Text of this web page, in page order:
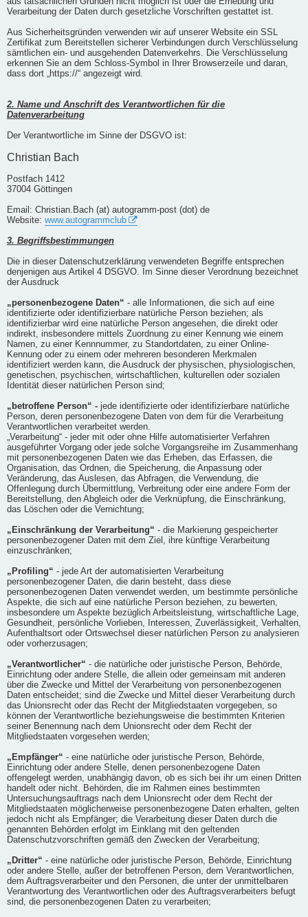
Verarbeitung der Daten durch gesetzliche Vorschriften gestattet ist.
Aus Sicherheitsgründen verwenden wir auf unserer Website ein SSL
Zertifikat zum Bereitstellen sicherer Verbindungen durch Verschlüsselung
sämtlichen ein- und ausgehenden Datenverkehrs. Die Verschlüsselung
erkennen Sie an dem Schloss-Symbol in Ihrer Browserzeile und daran,
dass dort „https://“ angezeigt wird.
2. Name und Anschrift des Verantwortlichen für die
Datenverarbeitung
Der Verantwortliche im Sinne der DSGVO ist:
Christian Bach
Postfach 1412
37004 Göttingen
Email: Christian.Bach (at) autogramm-post (dot) de
Website: www.autogrammclub
3. Begriffsbestimmungen
Die in dieser Datenschutzerklärung verwendeten Begriffe entsprechen
denjenigen aus Artikel 4 DSGVO. Im Sinne dieser Verordnung bezeichnet
der Ausdruck
„personenbezogene Daten“ - alle Informationen, die sich auf eine
identifizierte oder identifizierbare natürliche Person beziehen; als
identifizierbar wird eine natürliche Person angesehen, die direkt oder
indirekt, insbesondere mittels Zuordnung zu einer Kennung wie einem
Namen, zu einer Kennnummer, zu Standortdaten, zu einer Online-
Kennung oder zu einem oder mehreren besonderen Merkmalen
identifiziert werden kann, die Ausdruck der physischen, physiologischen,
genetischen, psychischen, wirtschaftlichen, kulturellen oder sozialen
Identität dieser natürlichen Person sind;
„betroffene Person“ - jede identifizierte oder identifizierbare natürliche
Person, deren personenbezogene Daten von dem für die Verarbeitung
Verantwortlichen verarbeitet werden.
„Verarbeitung“ - jeder mit oder ohne Hilfe automatisierter Verfahren
ausgeführter Vorgang oder jede solche Vorgangsreihe im Zusammenhang
mit personenbezogenen Daten wie das Erheben, das Erfassen, die
Organisation, das Ordnen, die Speicherung, die Anpassung oder
Veränderung, das Auslesen, das Abfragen, die Verwendung, die
Offenlegung durch Übermittlung, Verbreitung oder eine andere Form der
Bereitstellung, den Abgleich oder die Verknüpfung, die Einschränkung,
das Löschen oder die Vernichtung;
„Einschränkung der Verarbeitung“ - die Markierung gespeicherter
personenbezogener Daten mit dem Ziel, ihre künftige Verarbeitung
einzuschränken;
„Profiling“ - jede Art der automatisierten Verarbeitung
personenbezogener Daten, die darin besteht, dass diese
personenbezogenen Daten verwendet werden, um bestimmte persönliche
Aspekte, die sich auf eine natürliche Person beziehen, zu bewerten,
insbesondere um Aspekte bezüglich Arbeitsleistung, wirtschaftliche Lage,
Gesundheit, persönliche Vorlieben, Interessen, Zuverlässigkeit, Verhalten,
Aufenthaltsort oder Ortswechsel dieser natürlichen Person zu analysieren
oder vorherzusagen;
„Verantwortlicher“ - die natürliche oder juristische Person, Behörde,
Einrichtung oder andere Stelle, die allein oder gemeinsam mit anderen
über die Zwecke und Mittel der Verarbeitung von personenbezogenen
Daten entscheidet; sind die Zwecke und Mittel dieser Verarbeitung durch
das Unionsrecht oder das Recht der Mitgliedstaaten vorgegeben, so
können der Verantwortliche beziehungsweise die bestimmten Kriterien
seiner Benennung nach dem Unionsrecht oder dem Recht der
Mitgliedstaaten vorgesehen werden;
„Empfänger“ - eine natürliche oder juristische Person, Behörde,
Einrichtung oder andere Stelle, denen personenbezogene Daten
offengelegt werden, unabhängig davon, ob es sich bei ihr um einen Dritten
handelt oder nicht. Behörden, die im Rahmen eines bestimmten
Untersuchungsauftrags nach dem Unionsrecht oder dem Recht der
Mitgliedstaaten möglicherweise personenbezogene Daten erhalten, gelten
jedoch nicht als Empfänger; die Verarbeitung dieser Daten durch die
genannten Behörden erfolgt im Einklang mit den geltenden
Datenschutzvorschriften gemäß den Zwecken der Verarbeitung;
„Dritter“ - eine natürliche oder juristische Person, Behörde, Einrichtung
oder andere Stelle, außer der betroffenen Person, dem Verantwortlichen,
dem Auftragsverarbeiter und den Personen, die unter der unmittelbaren
Verantwortung des Verantwortlichen oder des Auftragsverarbeiters befugt
sind, die personenbezogenen Daten zu verarbeiten;